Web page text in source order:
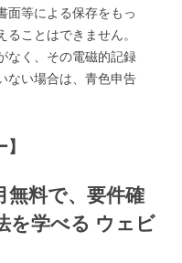
面等による保存をもっ
ことはできません。
なく、その電磁的記録
ない場合は、青色申告
無料で、要件確
を学べる ウェビ